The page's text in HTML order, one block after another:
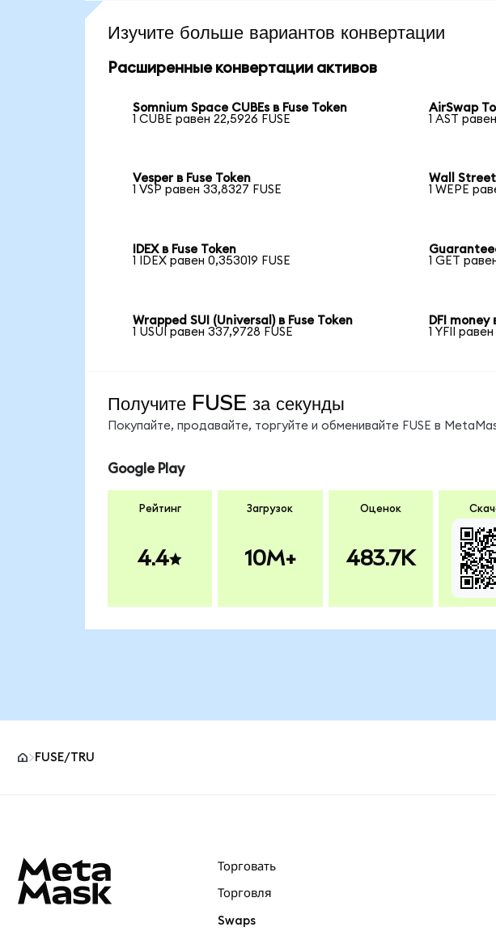
Изучите больше вариантов конвертации
Расширенные конвертации активов
Somnium Space CUBEs в Fuse Token
1 CUBE равен 22,5926 FUSE
AirSwap
1 AST
Vesper в Fuse Token
1 VSP равен 33,8327 FUSE
Wall Street
1 WEPE
IDEX в Fuse Token
1 IDEX равен 0,353019 FUSE
1 GET
Wrapped SUI (Universal) в Fuse Token
1 USUI равен 337,9728 FUSE
DFI money
1 YFII
Получите FUSE за секунды
Покупайте, продавайте, торгуйте и обменивайте FUSE в
Google Play
Рейтинг
4.4
Загрузок
10M+
Оценок
483.7K
FUSE/TRU
Торговать
Торговля
Swaps